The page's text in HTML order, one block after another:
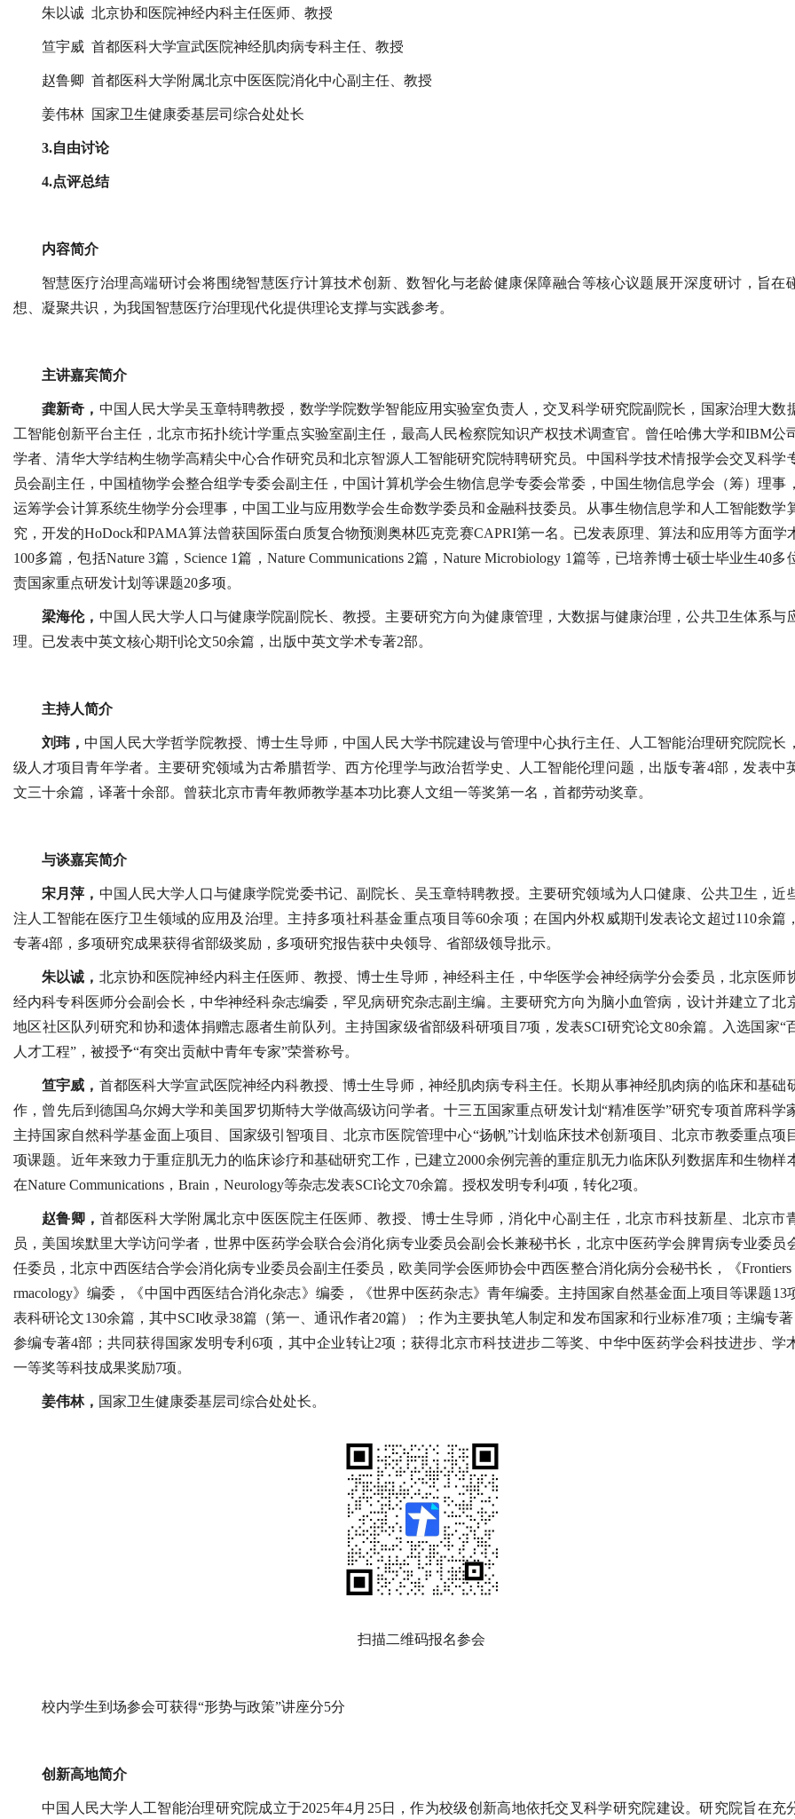
朱以诚 北京协和医院神经内科主任医师、教授
笪宇威 首都医科大学宣武医院神经肌肉病专科主任、教授
赵鲁卿 首都医科大学附属北京中医医院消化中心副主任、教授
姜伟林 国家卫生健康委基层司综合处处长
3.自由讨论
4.点评总结
内容简介
智慧医疗治理高端研讨会将围绕智慧医疗计算技术创新、数智化与老龄健康保障融合等核心议题展开深度研讨，旨在
想、凝聚共识，为我国智慧医疗治理现代化提供理论支撑与实践参考。
主讲嘉宾简介
龚新奇， 中国人民大学吴玉章特聘教授，数学学院数学智能应用实验室负责人，交叉科学研究院副院长，国家治理大数
工智能创新平台主任，北京市拓扑统计学重点实验室副主任，最高人民检察院知识产权技术调查官。曾任哈佛大学和IBM公
学者、清华大学结构生物学高精尖中心合作研究员和北京智源人工智能研究院特聘研究员。中国科学技术情报学会交叉科学
员会副主任，中国植物学会整合组学专委会副主任，中国计算机学会生物信息学专委会常委，中国生物信息学会（筹）理事
运筹学会计算系统生物学分会理事，中国工业与应用数学会生命数学委员和金融科技委员。从事生物信息学和人工智能数学
究，开发的HoDock和PAMA算法曾获国际蛋白质复合物预测奥林匹克竞赛CAPRI第一名。已发表原理、算法和应用等方面学
100多篇，包括Nature 3篇，Science 1篇，Nature Communications 2篇，Nature Microbiology 1篇等，已培养博士硕士毕业生40多
责国家重点研发计划等课题20多项。
梁海伦， 中国人民大学人口与健康学院副院长、教授。主要研究方向为健康管理，大数据与健康治理，公共卫生体系与
理。已发表中英文核心期刊论文50余篇，出版中英文学术专著2部。
主持人简介
刘玮，中国人民大学哲学院教授、博士生导师，中国人民大学书院建设与管理中心执行主任、人工智能治理研究院院长
级人才项目青年学者。主要研究领域为古希腊哲学、西方伦理学与政治哲学史、人工智能伦理问题，出版专著4部，发表中
文三十余篇，译著十余部。曾获北京市青年教师教学基本功比赛人文组一等奖第一名，首都劳动奖章。
与谈嘉宾简介
宋月萍， 中国人民大学人口与健康学院党委书记、副院长、吴玉章特聘教授。主要研究领域为人口健康、公共卫生，近
注人工智能在医疗卫生领域的应用及治理。主持多项社科基金重点项目等60余项；在国内外权威期刊发表论文超过110余篇
专著4部，多项研究成果获得省部级奖励，多项研究报告获中央领导、省部级领导批示。
朱以诚， 北京协和医院神经内科主任医师、教授、博士生导师，神经科主任，中华医学会神经病学分会委员，北京医师
经内科专科医师分会副会长，中华神经科杂志编委，罕见病研究杂志副主编。主要研究方向为脑小血管病，设计并建立了北
地区社区队列研究和协和遗体捐赠志愿者生前队列。主持国家级省部级科研项目7项，发表SCI研究论文80余篇。入选国家“
人才工程”，被授予“有突出贡献中青年专家”荣誉称号。
笪宇威， 首都医科大学宣武医院神经内科教授、博士生导师，神经肌肉病专科主任。长期从事神经肌肉病的临床和基础
作，曾先后到德国乌尔姆大学和美国罗切斯特大学做高级访问学者。十三五国家重点研发计划“精准医学”研究专项首席科学
主持国家自然科学基金面上项目、国家级引智项目、北京市医院管理中心“扬帆”计划临床技术创新项目、北京市教委重点项
项课题。近年来致力于重症肌无力的临床诊疗和基础研究工作，已建立2000余例完善的重症肌无力临床队列数据库和生物样
在Nature Communications，Brain，Neurology等杂志发表SCI论文70余篇。授权发明专利4项，转化2项。
赵鲁卿， 首都医科大学附属北京中医医院主任医师、教授、博士生导师，消化中心副主任，北京市科技新星、北京市
员，美国埃默里大学访问学者，世界中医药学会联合会消化病专业委员会副会长兼秘书长，北京中医药学会脾胃病专业委员
任委员，北京中西医结合学会消化病专业委员会副主任委员，欧美同学会医师协会中西医整合消化病分会秘书长，《Frontiers
rmacology》编委，《中国中西医结合消化杂志》编委，《世界中医药杂志》青年编委。主持国家自然基金面上项目等课题13
表科研论文130余篇，其中SCI收录38篇（第一、通讯作者20篇）；作为主要执笔人制定和发布国家和行业标准7项；主编专
参编专著4部；共同获得国家发明专利6项，其中企业转让2项；获得北京市科技进步二等奖、中华中医药学会科技进步、学
一等奖等科技成果奖励7项。
姜伟林， 国家卫生健康委基层司综合处处长。
扫描二维码报名参会
校内学生到场参会可获得“形势与政策”讲座分5分
创新高地简介
中国人民大学人工智能治理研究院成立于2025年4月25日，作为校级创新高地依托交叉科学研究院建设。研究院旨在充